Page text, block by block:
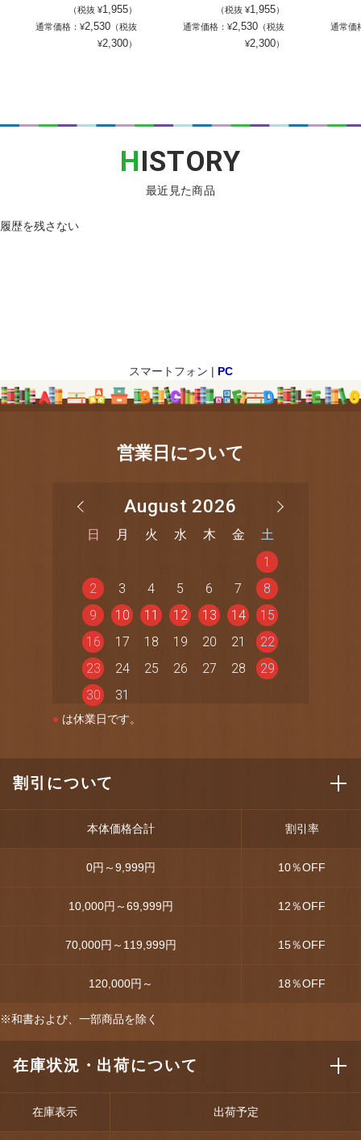
（税抜 ¥1,955）
通常価格：¥2,530 （税抜
¥2,300）
（税抜 ¥1,955）
通常価格：¥2,530 （税抜
¥2,300）
通常価
HISTORY
最近見た商品
履歴を残さない
スマートフォン | PC
営業日について
August 2026
日 月 火 水 木 金
土
1
2
3 4 5 6 7
8
9
10 11 12 13 14
15
16
17 18 19 20 21
22
23
24 25 26 27 28
29
30
31
● は休業日です。
割引について
本体価格合計 割引率
0円～9,999円 10％OFF
10,000円～69,999円 12％OFF
70,000円～119,999円 15％OFF
120,000円～ 18％OFF
※和書および、一部商品を除く
在庫状況・出荷について
在庫表示 出荷予定